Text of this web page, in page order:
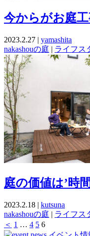
今からがお庭
2023.2.27 | yamashita
nakashouの庭 | ライフス
庭の価値は’時
2023.2.18 | kutsuna
nakashouの庭 | ライフス
＜ 1 … 4 5 6